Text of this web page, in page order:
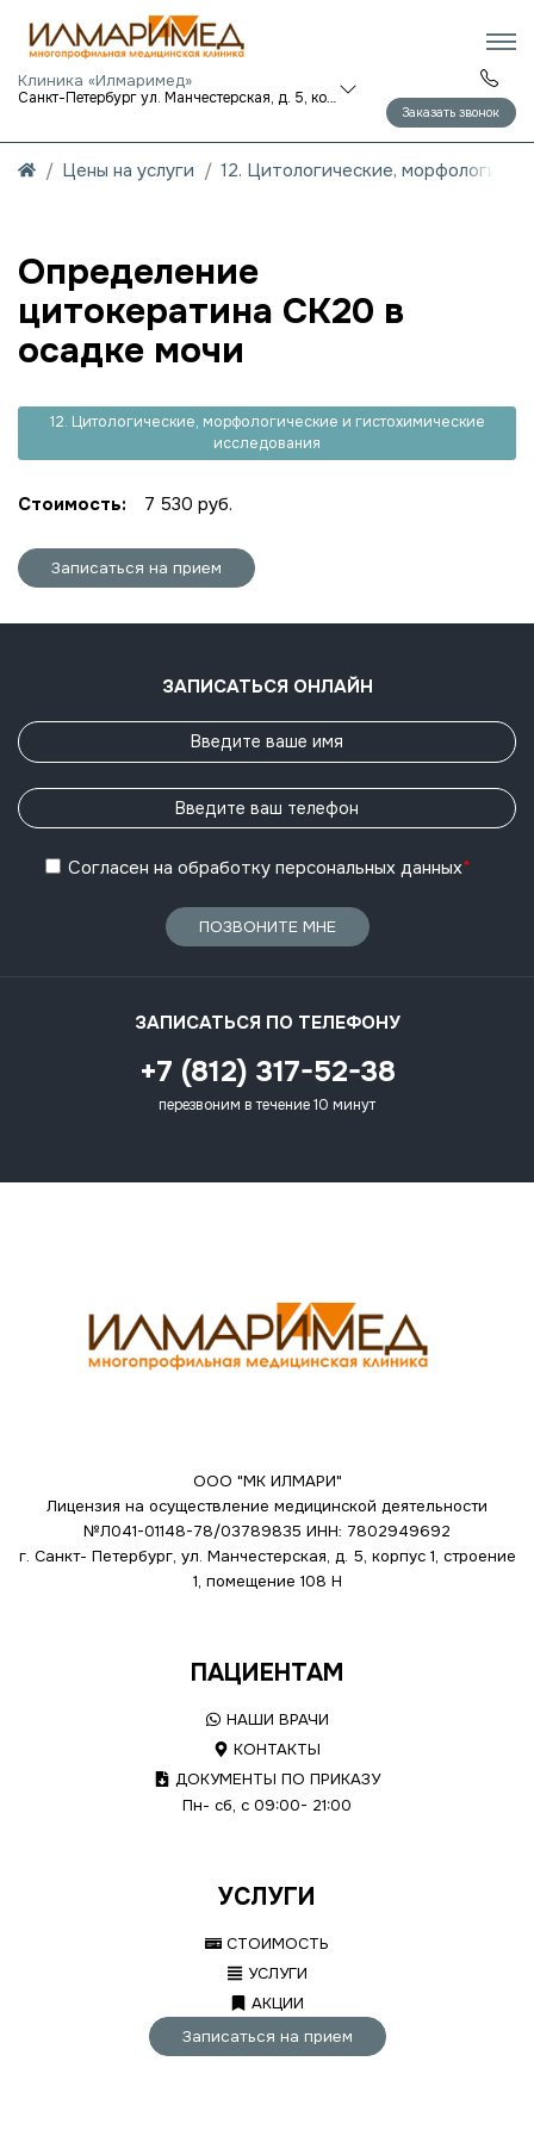
Клиника «Илмаримед»
Санкт-Петербург ул. Манчестерская, д. 5, корп. 1
Заказать звонок
Цены на услуги 12. Цитологические,
Определение
цитокератина CK20 в
осадке мочи
12. Цитологические, морфологические и гистохимические
исследования
Стоимость: 7 530 руб.
Записаться на прием
ЗАПИСАТЬСЯ ОНЛАЙН
Согласен на обработку персональных данных*
ПОЗВОНИТЕ МНЕ
ЗАПИСАТЬСЯ ПО ТЕЛЕФОНУ
+7 (812) 317-52-38
перезвоним в течение 10 минут
ООО "МК ИЛМАРИ"
Лицензия на осуществление медицинской деятельности
№Л041-01148-78/03789835 ИНН: 7802949692
г. Санкт- Петербург, ул. Манчестерская, д. 5, корпус 1, строение
1, помещение 108 Н
ПАЦИЕНТАМ
НАШИ ВРАЧИ
КОНТАКТЫ
ДОКУМЕНТЫ ПО ПРИКАЗУ
Пн- сб, с 09:00- 21:00
УСЛУГИ
СТОИМОСТЬ
УСЛУГИ
АКЦИИ
Записаться на прием